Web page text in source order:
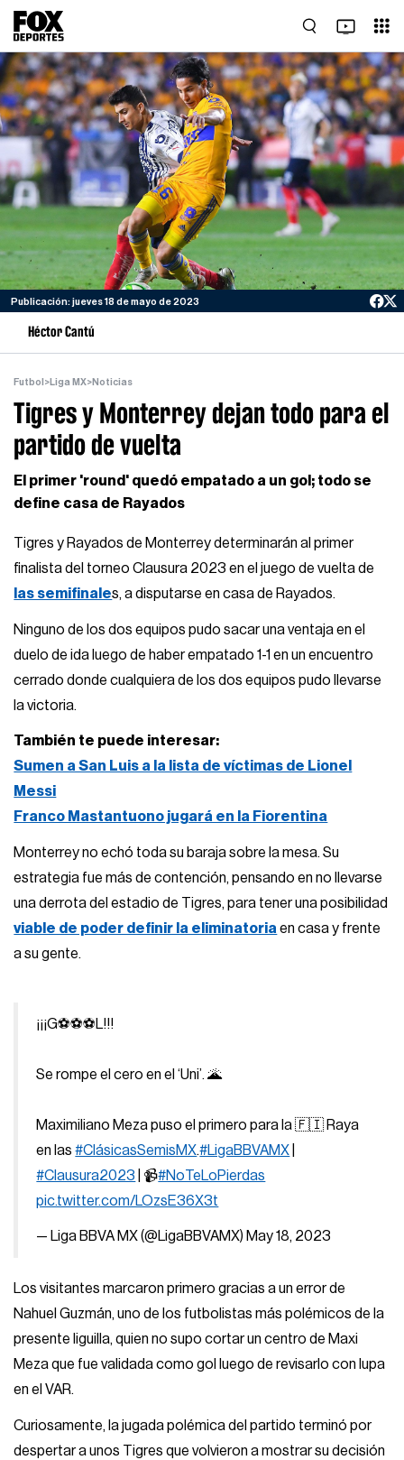
Publicación: jueves 18 de mayo de 2023
Héctor Cantú
Futbol >Liga MX>Noticias
Tigres y Monterrey dejan todo para el
partido de vuelta
El primer 'round' quedó empatado a un gol; todo se
define casa de Rayados
Tigres y Rayados de Monterrey determinarán al primer
finalista del torneo Clausura 2023 en el juego de vuelta de
las semifinales, a disputarse en casa de Rayados.
Ninguno de los dos equipos pudo sacar una ventaja en el
duelo de ida luego de haber empatado 1-1 en un encuentro
cerrado donde cualquiera de los dos equipos pudo llevarse
la victoria.
También te puede interesar:
Sumen a San Luis a la lista de víctimas de Lionel
Messi
Franco Mastantuono jugará en la Fiorentina
Monterrey no echó toda su baraja sobre la mesa. Su
estrategia fue más de contención, pensando en no llevarse
una derrota del estadio de Tigres, para tener una posibilidad
viable de poder definir la eliminatoria en casa y frente
a su gente.
¡¡¡G⚽⚽⚽L!!!
Se rompe el cero en el ‘Uni’. 🌋
Maximiliano Meza puso el primero para la 🇫🇮 Raya
en las#ClásicasSemisMX.#LigaBBVAMX
#Clausura2023 | 📹#NoTeLoPierdas
pic.twitter.com/LOzsE36X3t
— Liga BBVA MX (@LigaBBVAMX) May 18, 2023
Los visitantes marcaron primero gracias a un error de
Nahuel Guzmán, uno de los futbolistas más polémicos de la
presente liguilla, quien no supo cortar un centro de Maxi
Meza que fue validada como gol luego de revisarlo con lupa
en el VAR.
Curiosamente, la jugada polémica del partido terminó por
despertar a unos Tigres que volvieron a mostrar su decisión